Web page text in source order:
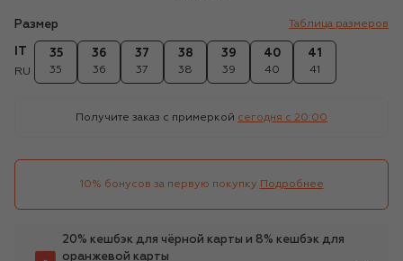
Размер Таблица размеров
RU
35
35
36
36
37
37
38
38
39
39
40
40
41
41
Получите заказ с примеркой сегодня c 20:00
10% бонусов за первую покупку Подробнее
20% кешбэк для чёрной карты и 8% кешбэк для
оранжевой карты